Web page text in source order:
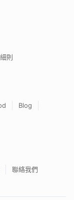
則
Blog
聯絡我們